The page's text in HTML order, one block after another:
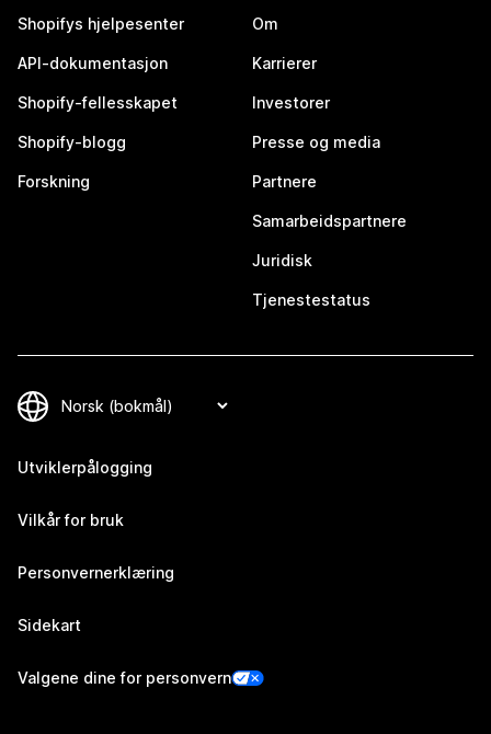
Shopifys hjelpesenter
API-dokumentasjon
Shopify-fellesskapet
Shopify-blogg
Forskning
Om
Karrierer
Investorer
Presse og media
Partnere
Samarbeidspartnere
Juridisk
Tjenestestatus
Utviklerpålogging
Vilkår for bruk
Personvernerklæring
Sidekart
Valgene dine for personvern